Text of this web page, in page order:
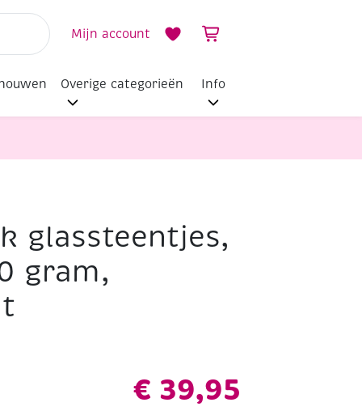
Mijn account
Overige categorieën Info
glassteentjes,
gram,
€ 39,95